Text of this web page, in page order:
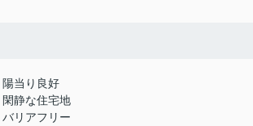
陽当り良好
閑静な住宅地
バリアフリー